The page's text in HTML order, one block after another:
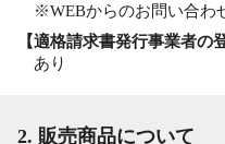
※WEBからのお問い合わ
【適格請求書発行事業者の
あり
2. 販売商品について